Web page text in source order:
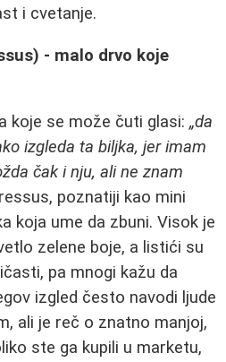
i cvetanje.
- malo drvo koje
koje se može čuti glasi: „da
izgleda ta biljka, jer imam
čak i nju, ali ne znam
poznatiji kao mini
koja ume da zbuni. Visok je
zelene boje, a listići su
pa mnogi kažu da
izgled često navodi ljude
ali je reč o znatno manjoj,
ste ga kupili u marketu,